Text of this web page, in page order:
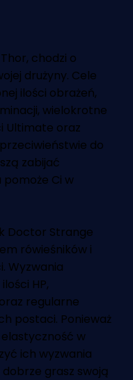
chodzi o
drużyny. Cele
ilości obrażeń,
wielokrotne
Ultimate oraz
do
zabijać
Ci w
Doctor Strange
rówieśników i
Wyzwania
HP,
regularne
postaci. Ponieważ
w
ich wyzwania
grasz swoją